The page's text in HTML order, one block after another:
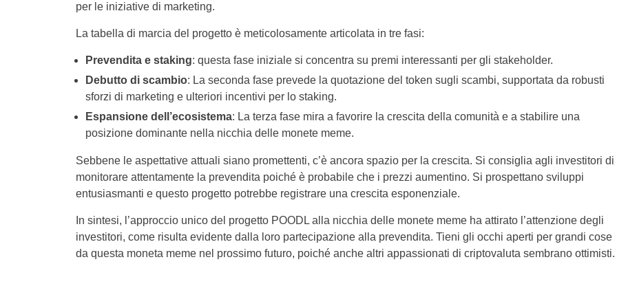
per le iniziative di marketing.
La tabella di marcia del progetto è meticolosamente articolata in tre fasi:
Prevendita e staking: questa fase iniziale si concentra su premi interessanti per gli stakeholder.
Debutto di scambio: La seconda fase prevede la quotazione del token sugli scambi, supportata da robusti
sforzi di marketing e ulteriori incentivi per lo staking.
Espansione dell’ecosistema: La terza fase mira a favorire la crescita della comunità e a stabilire una
posizione dominante nella nicchia delle monete meme.
Sebbene le aspettative attuali siano promettenti, c’è ancora spazio per la crescita. Si consiglia agli investitori di
monitorare attentamente la prevendita poiché è probabile che i prezzi aumentino. Si prospettano sviluppi
entusiasmanti e questo progetto potrebbe registrare una crescita esponenziale.
In sintesi, l’approccio unico del progetto POODL alla nicchia delle monete meme ha attirato l’attenzione degli
investitori, come risulta evidente dalla loro partecipazione alla prevendita. Tieni gli occhi aperti per grandi cose
da questa moneta meme nel prossimo futuro, poiché anche altri appassionati di criptovaluta sembrano ottimisti.